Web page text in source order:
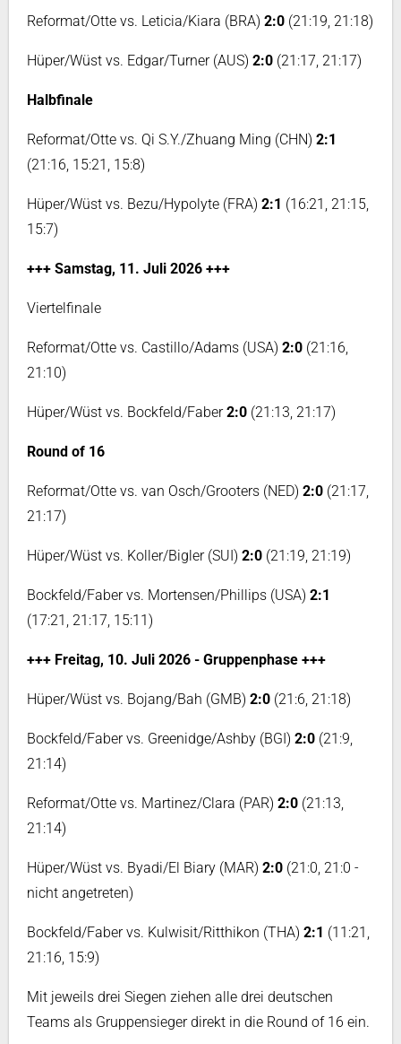
Reformat/Otte vs. Leticia/Kiara (BRA) 2:0 (21:19, 21:18)
Hüper/Wüst vs. Edgar/Turner (AUS) 2:0 (21:17, 21:17)
Halbfinale
Reformat/Otte vs. Qi S.Y./Zhuang Ming (CHN) 2:1
(21:16, 15:21, 15:8)
Hüper/Wüst vs. Bezu/Hypolyte (FRA) 2:1 (16:21, 21:15,
15:7)
+++ Samstag, 11. Juli 2026 +++
Viertelfinale
Reformat/Otte vs. Castillo/Adams (USA) 2:0 (21:16,
21:10)
Hüper/Wüst vs. Bockfeld/Faber2:0 (21:13, 21:17)
Round of 16
Reformat/Otte vs. van Osch/Grooters (NED) 2:0 (21:17,
21:17)
Hüper/Wüst vs. Koller/Bigler (SUI) 2:0 (21:19, 21:19)
Bockfeld/Faber vs. Mortensen/Phillips (USA) 2:1
(17:21, 21:17, 15:11)
+++ Freitag, 10. Juli 2026 - Gruppenphase +++
Hüper/Wüst vs. Bojang/Bah (GMB) 2:0 (21:6, 21:18)
Bockfeld/Faber vs. Greenidge/Ashby (BGI) 2:0 (21:9,
21:14)
Reformat/Otte vs. Martinez/Clara (PAR) 2:0 (21:13,
21:14)
Hüper/Wüst vs. Byadi/El Biary (MAR) 2:0 (21:0, 21:0 -
nicht angetreten)
Bockfeld/Faber vs. Kulwisit/Ritthikon (THA) 2:1 (11:21,
21:16, 15:9)
Mit jeweils drei Siegen ziehen alle drei deutschen
Teams als Gruppensieger direkt in die Round of 16 ein.